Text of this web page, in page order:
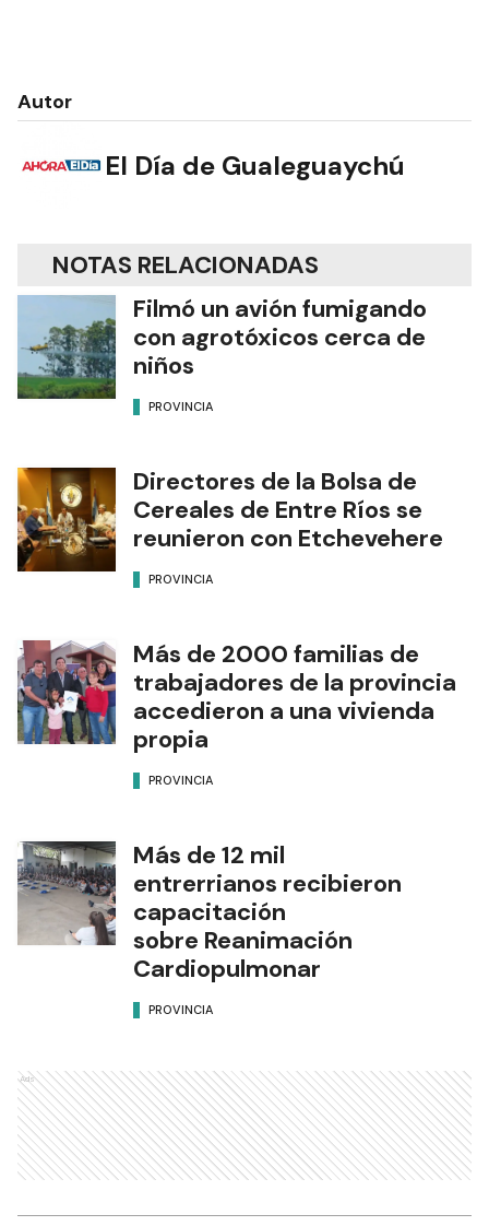
Autor
El Día de Gualeguaychú
NOTAS RELACIONADAS
Filmó un avión fumigando
con agrotóxicos cerca de
niños
PROVINCIA
Directores de la Bolsa de
Cereales de Entre Ríos se
reunieron con Etchevehere
PROVINCIA
Más de 2000 familias de
trabajadores de la provincia
accedieron a una vivienda
propia
PROVINCIA
Más de 12 mil
entrerrianos recibieron
capacitación
sobre Reanimación
Cardiopulmonar
PROVINCIA
Ads